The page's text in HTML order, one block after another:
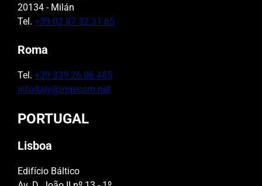
20134 - Milán
Tel. +39 02 87 32 31 65
Roma
Tel. +39 339 26 06 485
infoitaly@ingecom.net
PORTUGAL
Lisboa
Edifício Báltico